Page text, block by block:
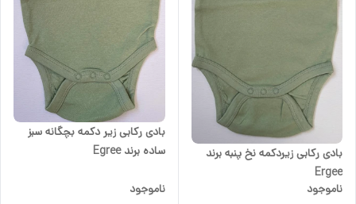
بادی رکابی زیردکمه نخ پنبه برند
Ergee
ناموجود
بادی رکابی زیر دکمه بچگانه سبز
ساده برند Egree
ناموجود